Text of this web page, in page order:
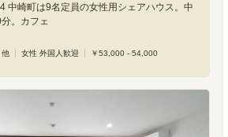
中崎町は9名定員の女性用シェアハウス。中
。カフェ
他
女性 外国人歓迎 ￥53,000 - 54,000